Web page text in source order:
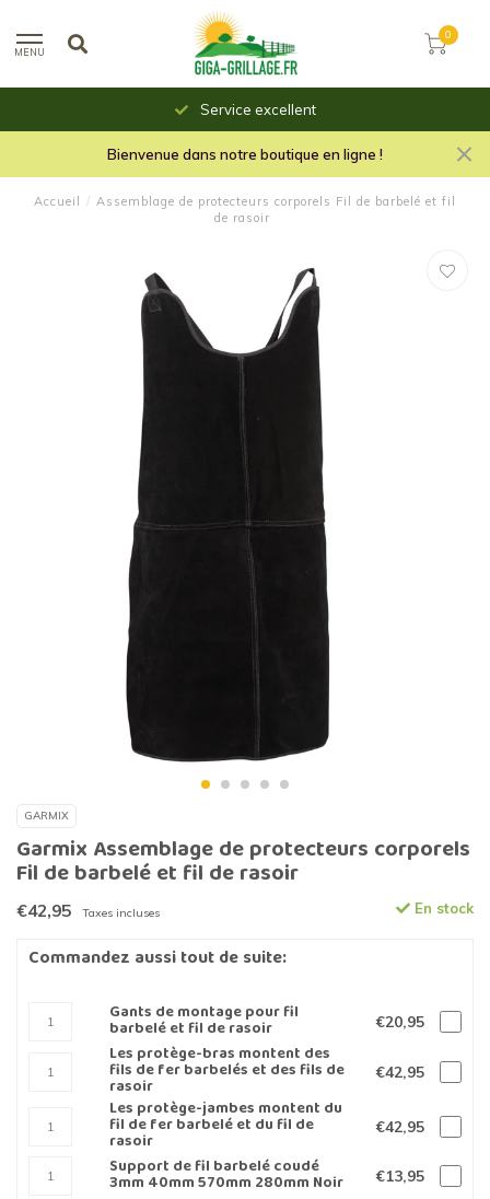
MENU
0
Service excellent
Bienvenue dans notre boutique en ligne !
Accueil / Assemblage de protecteurs corporels Fil de barbelé et fil
de rasoir
GARMIX
Garmix Assemblage de protecteurs corporels
Fil de barbelé et fil de rasoir
€42,95 Taxes incluses En stock
Commandez aussi tout de suite:
Gants de montage pour fil
barbelé et fil de rasoir €20,95
Les protège-bras montent des
fils de fer barbelés et des fils de
rasoir
€42,95
Les protège-jambes montent du
fil de fer barbelé et du fil de
rasoir
€42,95
Support de fil barbelé coudé
3mm 40mm 570mm 280mm Noir €13,95